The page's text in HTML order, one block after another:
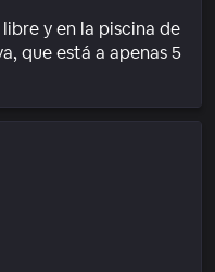
y en la piscina de
que está a apenas 5